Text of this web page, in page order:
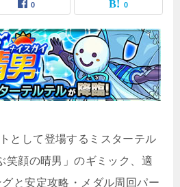
0 0
として登場するミスターテル
笑顔の晴男」のギミック、適
と安定攻略・メダル周回パー